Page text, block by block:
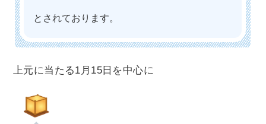
とされております。
上元に当たる1月15日を中心に